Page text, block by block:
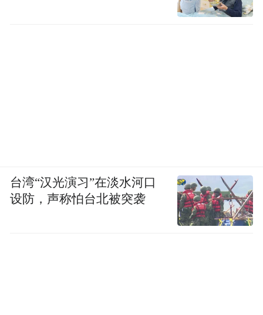
台湾“汉光演习”在淡水河口
设防，声称怕台北被突袭